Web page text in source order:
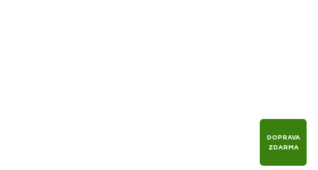
DOPRAVA
ZDARMA